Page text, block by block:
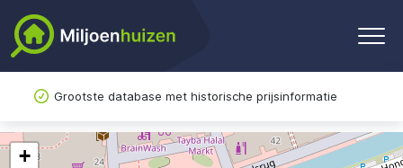
Grootste database met historische prijsinformatie
+